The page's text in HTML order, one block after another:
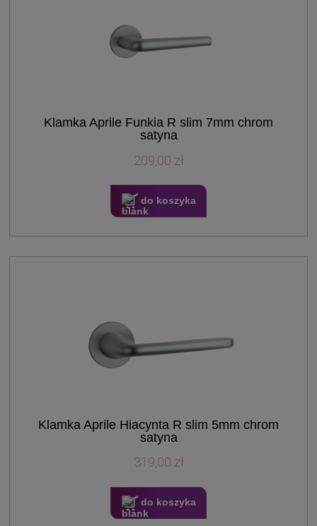
Klamka Aprile Funkia R slim 7mm chrom
satyna
209,00 zł
do koszyka
Klamka Aprile Hiacynta R slim 5mm chrom
satyna
319,00 zł
do koszyka